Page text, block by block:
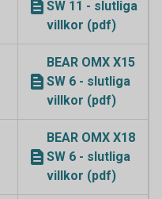
SW 11 - slutliga
villkor (pdf)
BEAR OMX X15
SW 6 - slutliga
villkor (pdf)
BEAR OMX X18
SW 6 - slutliga
villkor (pdf)